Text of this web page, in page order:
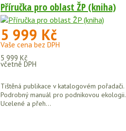
Příručka pro oblast ŽP (kniha)
5 999 Kč
Vaše cena bez DPH
5 999 Kč
včetně DPH
Tištěná publikace v katalogovém pořadači.
Podrobný manuál pro podnikovou ekologii.
Ucelené a přeh...